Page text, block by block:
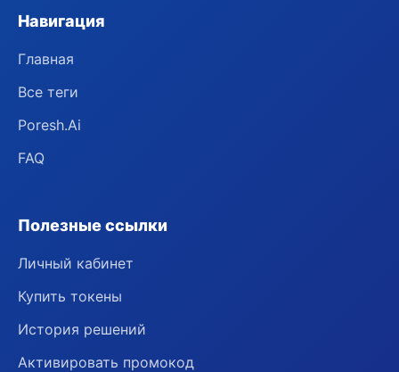
Навигация
Главная
Все теги
Poresh.Ai
FAQ
Полезные ссылки
Личный кабинет
Купить токены
История решений
Активировать промокод